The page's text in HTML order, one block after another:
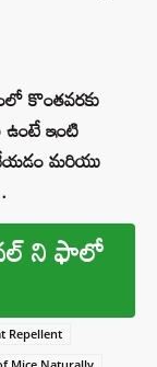
కొంతవరకు
ఇంటి
మరియు
ని ఫాలో
Repellent